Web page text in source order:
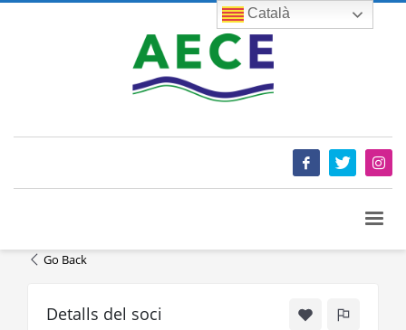
Go Back
Detalls del soci
Català